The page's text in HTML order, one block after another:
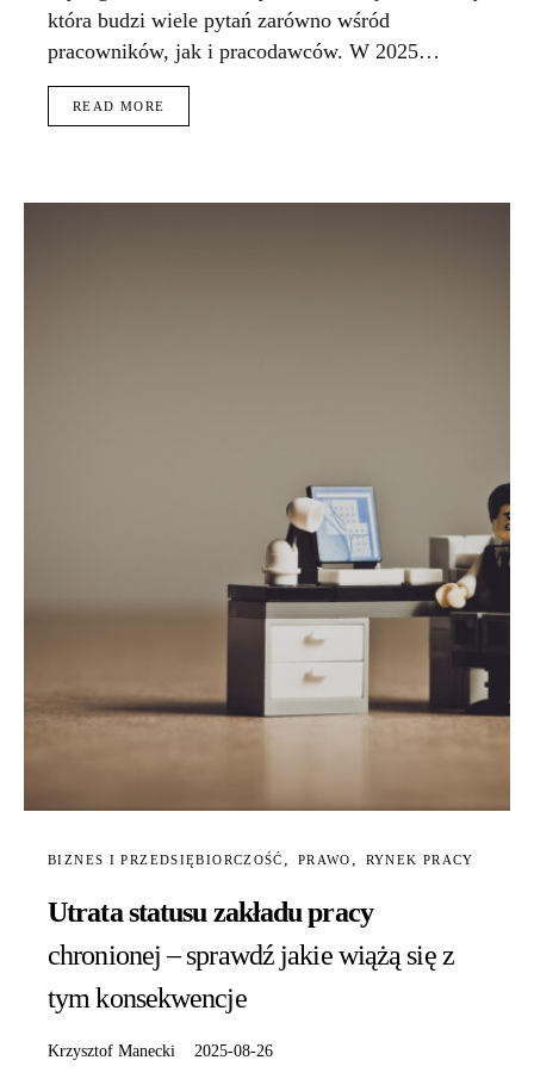
która budzi wiele pytań zarówno wśród
pracowników, jak i pracodawców. W 2025…
READ MORE
BIZNES I PRZEDSIĘBIORCZOŚĆ PRAWO RYNEK PRACY
Utrata statusu zakładu pracy
chronionej – sprawdź jakie wiążą się z
tym konsekwencje
Krzysztof Manecki 2025-08-26